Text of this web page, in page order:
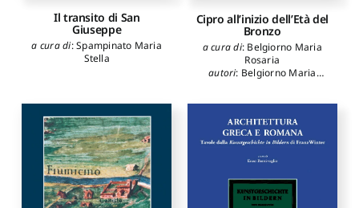
Margaritella Paolo
Il transito di San
Giuseppe
a cura di:Spampinato Maria
Stella
Cipro all’inizio dell’Età del
Bronzo
a cura di: Belgiorno Maria
Rosaria
autori: Belgiorno Maria
Alessandro,Calderoni
Gilberto,Kujawski Michael J.
Matacena Gennaro
A. Albino,Mazzolani
Federico M.